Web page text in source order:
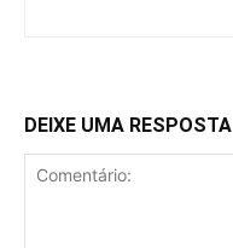
DEIXE UMA RESPOSTA